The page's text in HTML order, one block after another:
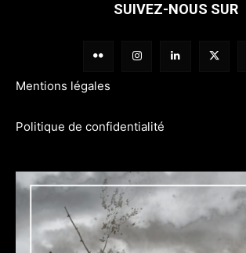
SUIVEZ-NOUS SUR
Mentions légales
Politique de confidentialité